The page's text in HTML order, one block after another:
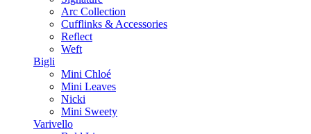
Arc Collection
Cufflinks & Accessories
Reflect
Weft
Bigli
Mini Chloé
Mini Leaves
Nicki
Mini Sweety
Varivello